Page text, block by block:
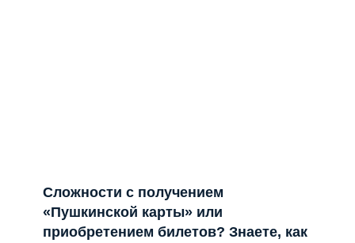
Сложности с получением
«Пушкинской карты» или
приобретением билетов? Знаете, как